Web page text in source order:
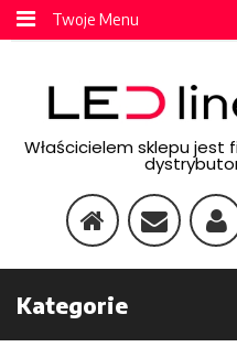
Twoje Menu
Właścicielem sklepu jest
dystrybutor
Kategorie